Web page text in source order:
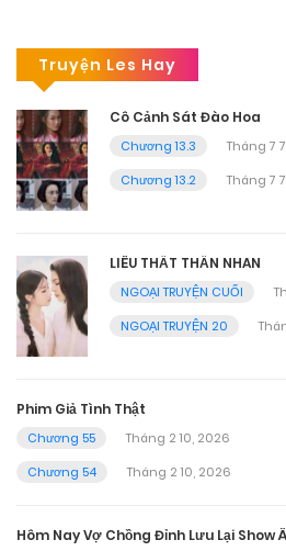
Truyện Les Hay
Cô Cảnh Sát Đào Hoa
Chương 13.3
Tháng 7
Chương 13.2
Tháng 7
LIÊU THẤT THẦN NHAN
NGOẠI TRUYỆN CUỐI
NGOẠI TRUYỆN 20
Phim Giả Tình Thật
Chương 55
Tháng 2 10, 2026
Chương 54
Tháng 2 10, 2026
Hôm Nay Vợ Chồng Đỉnh Lưu Lại Show